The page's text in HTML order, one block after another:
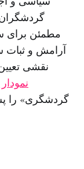
مطمئن برای
آرامش و ثبات
نقشی